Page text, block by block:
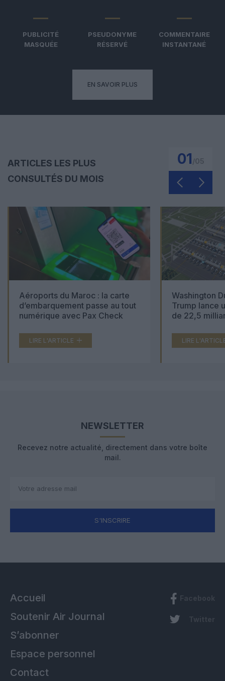
PUBLICITÉ
MASQUÉE
PSEUDONYME
RÉSERVÉ
COMMENTAIRE
INSTANTANÉ
EN SAVOIR PLUS
ARTICLES LES PLUS
CONSULTÉS DU MOIS
01
Aéroports du Maroc : la carte
d’embarquement passe au tout
numérique avec Pax Check
LIRE L'ARTICLE
Washington
Trump lance
de 22,5
LIRE
NEWSLETTER
Recevez notre actualité, directement dans votre boîte
mail.
S'INSCRIRE
Accueil
Soutenir Air Journal
S’abonner
Espace personnel
Contact